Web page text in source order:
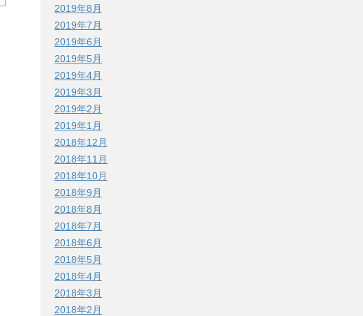
2019年8月
2019年7月
2019年6月
2019年5月
2019年4月
2019年3月
2019年2月
2019年1月
2018年12月
2018年11月
2018年10月
2018年9月
2018年8月
2018年7月
2018年6月
2018年5月
2018年4月
2018年3月
2018年2月